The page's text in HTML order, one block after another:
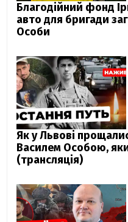
Благодійний фонд
авто для бригади
Особи
Як у Львові
Василем Особою,
(трансляція)